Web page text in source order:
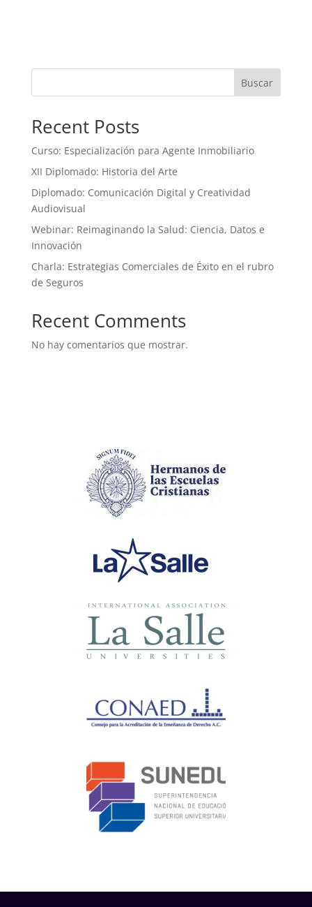
Buscar
Recent Posts
Curso: Especialización para Agente Inmobiliario
XII Diplomado: Historia del Arte
Diplomado: Comunicación Digital y Creatividad
Audiovisual
Webinar: Reimaginando la Salud: Ciencia, Datos e
Innovación
Charla: Estrategias Comerciales de Éxito en el rubro
de Seguros
Recent Comments
No hay comentarios que mostrar.